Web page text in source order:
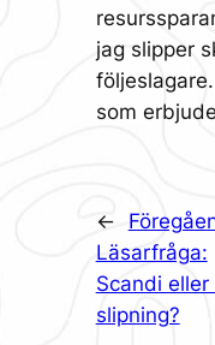
jag slipper
som
←
Läsarfråga:
Scandi
slipning?